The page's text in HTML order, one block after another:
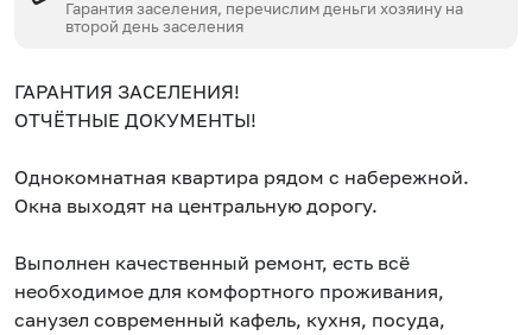
Гарантия заселения, перечислим деньги хозяину на
второй день заселения
ГАРАНТИЯ ЗАСЕЛЕНИЯ!
ОТЧЁТНЫЕ ДОКУМЕНТЫ!
Однокомнатная квартира рядом с набережной.
Окна выходят на центральную дорогу.
Выполнен качественный ремонт, есть всё
необходимое для комфортного проживания,
санузел современный кафель, кухня, посуда,